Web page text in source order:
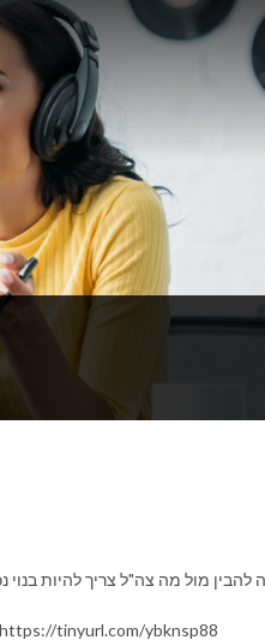
להבין מול מה צה"ל צריך להיות בנוי
התוכנית פורסמה לראשונה ב 13.11.18 ברצועת הפודקסטים של גל"צ https://tinyurl.com/ybknsp88